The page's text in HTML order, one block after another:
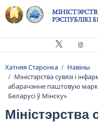
Skip to main content
РЭСПУБЛІКІ
Breadcrumb
Хатняя Старонка
Навіны
Міністэрства сувязі і
абарачэнне паштовую
Беларусі ў Мінску»
Міністэрства